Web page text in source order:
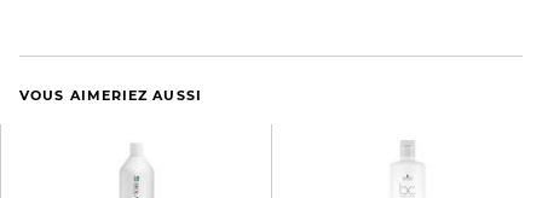
VOUS AIMERIEZ AUSSI